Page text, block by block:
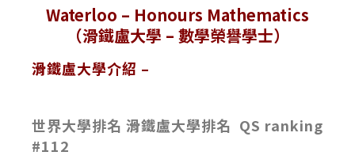
Waterloo – Honours Mathematics
（滑鐵盧大學 – 數學榮譽學士）
滑鐵盧大學介紹 –
世界大學排名 滑鐵盧大學排名 QS ranking
#112